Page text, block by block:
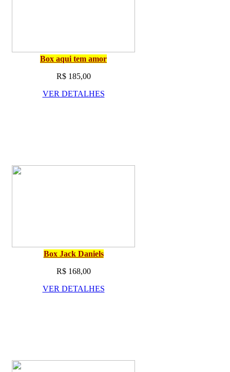
Box aqui tem amor
R$ 185,00
VER DETALHES
Box Jack Daniels
R$ 168,00
VER DETALHES